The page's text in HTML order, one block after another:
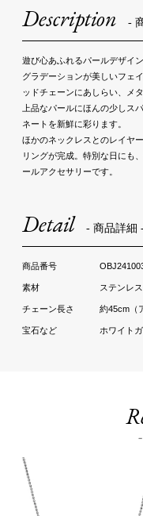
Description -
遊び心あふれるパールデザイ
グラデーションが美しいフェ
ッドチェーンにあしらい、メ
上品なパールにほんの少しス
ネートを新鮮に彩ります。
ほかのネックレスとのレイヤ
リングが完成。特別な日にも
ールアクセサリーです。
Detail - 商品詳細
ステンレ
約45cm（
ホワイト